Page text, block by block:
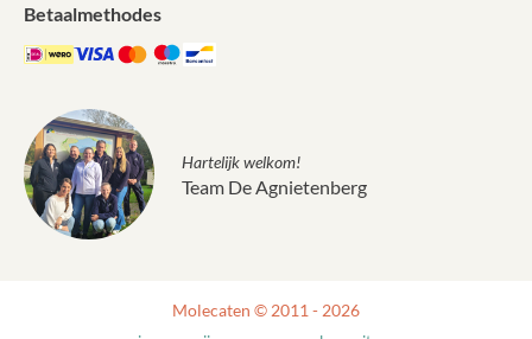
Betaalmethodes
Hartelijk welkom!
Team De Agnietenberg
Molecaten © 2011 - 2026